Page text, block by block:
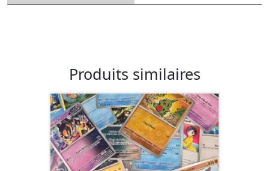
Produits similaires